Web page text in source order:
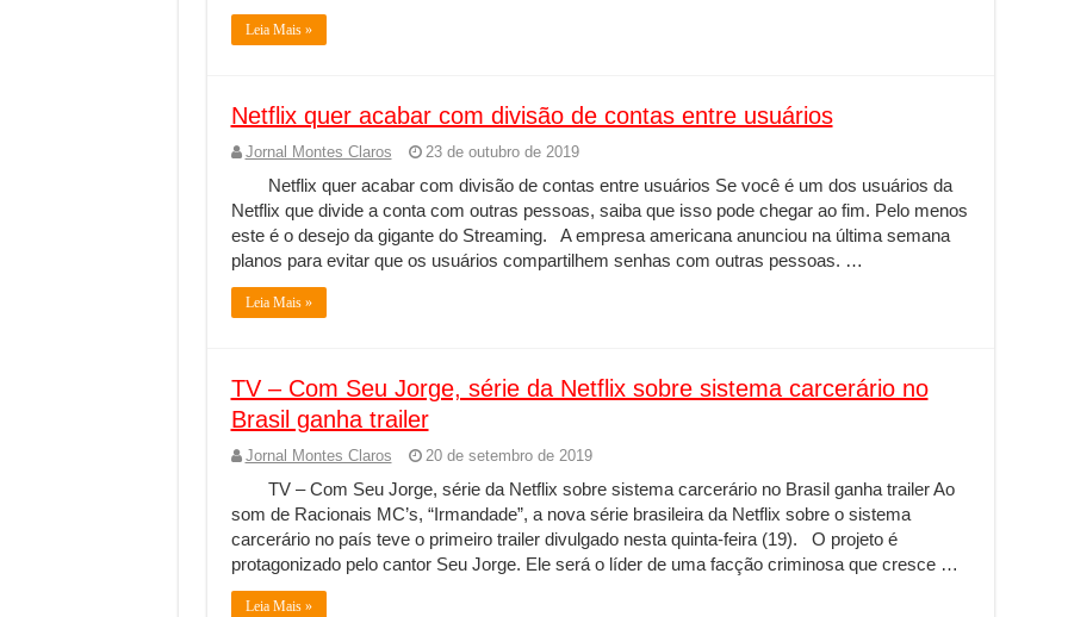
Leia Mais »
Netflix quer acabar com divisão de contas entre usuários
Jornal Montes Claros 23 de outubro de 2019
Netflix quer acabar com divisão de contas entre usuários Se você é um dos usuários da
Netflix que divide a conta com outras pessoas, saiba que isso pode chegar ao fim. Pelo menos
este é o desejo da gigante do Streaming. A empresa americana anunciou na última semana
planos para evitar que os usuários compartilhem senhas com outras pessoas. …
Leia Mais »
TV – Com Seu Jorge, série da Netflix sobre sistema carcerário no
Brasil ganha trailer
Jornal Montes Claros 20 de setembro de 2019
TV – Com Seu Jorge, série da Netflix sobre sistema carcerário no Brasil ganha trailer Ao
som de Racionais MC’s, “Irmandade”, a nova série brasileira da Netflix sobre o sistema
carcerário no país teve o primeiro trailer divulgado nesta quinta-feira (19). O projeto é
protagonizado pelo cantor Seu Jorge. Ele será o líder de uma facção criminosa que cresce …
Leia Mais »